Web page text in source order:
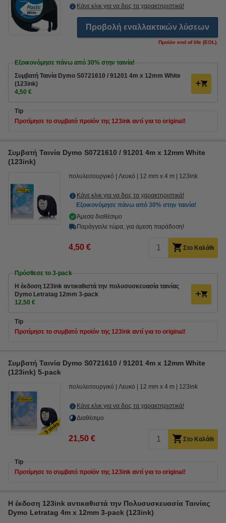
Κάνε κλικ για να δεις τα χαρακτηριστικά!
Προβολή εναλλακτικών λύσεων
Προϊόν end of life (EOL).
Εξοικονόμησε πάνω από 30% στην ταινία!
Συμβατή Ταινία Dymo S0721610 / 91201 4m x 12mm White
(123ink)
4,50 €
Tip
Προτίμησε το συμβατό προϊόν της 123ink αντί για το original!
Συμβατή Ταινία Dymo S0721610 / 91201 4m x 12mm White
(123ink)
πολυλειτουργικό Λευκό 12 mm x 4 m 123ink
Κάνε κλικ για να δεις τα χαρακτηριστικά!
Εξοικονόμησε πάνω από 30% στην ταινία!
Άμεσα διαθέσιμο
Παράγγειλε τώρα, για άμεση παράδοση!
4,50 € Στο Καλάθι
Πρόσθεσε το 3-pack
Η έκδοση 123ink αντικαθιστά την πολυσυσκευασία ταινίας
Dymo Letratag 12mm 3-pack
12,50 €
Tip
Προτίμησε το συμβατό προϊόν της 123ink αντί για το original!
Συμβατή Ταινία Dymo S0721610 / 91201 4m x 12mm White
(123ink) 5-pack
πολυλειτουργικό Λευκό 12 mm x 4 m 123ink
Κάνε κλικ για να δεις τα χαρακτηριστικά!
Διαθέσιμο
21,50 € Στο Καλάθι
Tip
Προτίμησε το συμβατό προϊόν της 123ink αντί για το original!
Η έκδοση 123ink αντικαθιστά την Πολυσυσκευασία Ταινίας
Dymo Letratag 4m x 12mm 3-pack (123ink)